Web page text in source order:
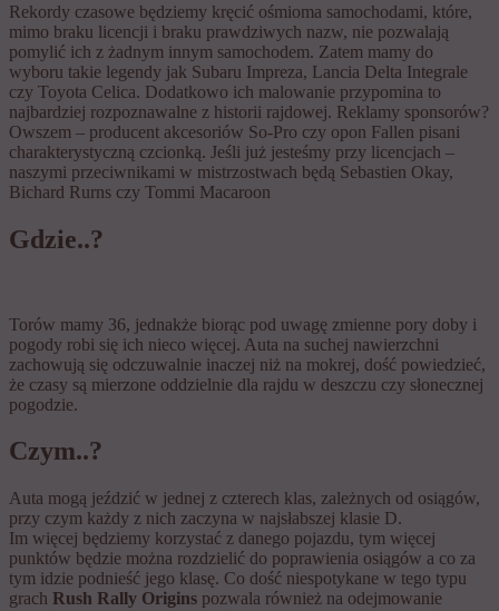
Rekordy czasowe będziemy kręcić ośmioma samochodami, które,
mimo braku licencji i braku prawdziwych nazw, nie pozwalają
pomylić ich z żadnym innym samochodem. Zatem mamy do
wyboru takie legendy jak Subaru Impreza, Lancia Delta Integrale
czy Toyota Celica. Dodatkowo ich malowanie przypomina to
najbardziej rozpoznawalne z historii rajdowej. Reklamy sponsorów?
Owszem – producent akcesoriów So-Pro czy opon Fallen pisani
charakterystyczną czcionką. Jeśli już jesteśmy przy licencjach –
naszymi przeciwnikami w mistrzostwach będą Sebastien Okay,
Bichard Rurns czy Tommi Macaroon
Gdzie..?
Torów mamy 36, jednakże biorąc pod uwagę zmienne pory doby i
pogody robi się ich nieco więcej. Auta na suchej nawierzchni
zachowują się odczuwalnie inaczej niż na mokrej, dość powiedzieć,
że czasy są mierzone oddzielnie dla rajdu w deszczu czy słonecznej
pogodzie.
Czym..?
Auta mogą jeździć w jednej z czterech klas, zależnych od osiągów,
przy czym każdy z nich zaczyna w najsłabszej klasie D.
Im więcej będziemy korzystać z danego pojazdu, tym więcej
punktów będzie można rozdzielić do poprawienia osiągów a co za
tym idzie podnieść jego klasę. Co dość niespotykane w tego typu
grach Rush Rally Origins pozwala również na odejmowanie